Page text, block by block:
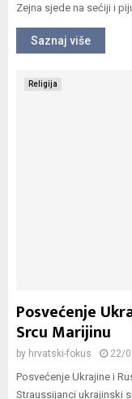
Zejna sjede na sećiji i
Saznaj više
Religija
Posvećenje
Srcu Marijinu
by hrvatski-fokus 22/
Posvećenje Ukrajine i
Straussijanci ukrajinski